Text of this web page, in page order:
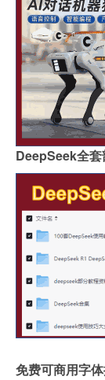
DeepSeek全
免费可商用字